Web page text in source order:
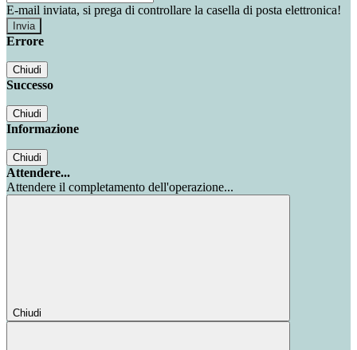
E-mail inviata, si prega di controllare la casella di posta elettronica!
Errore
Chiudi
Successo
Chiudi
Informazione
Chiudi
Attendere...
Attendere il completamento dell'operazione...
Chiudi